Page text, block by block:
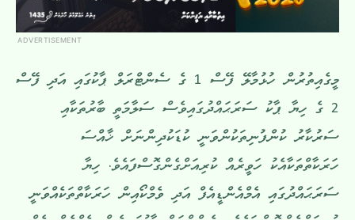
ADVERTISEMENT
މީގެއިތުރުން ހުޅުމާލޭ ފޭސް 1 ގެ ސެންޓްރަލް ޕާކުގައި އަދި ފޭސް
2 ގެ ހިޔާ ޕާކު ސަރަޙައްދުގައިވެސް ސަލާމަތީ ބާރުތަކާއި
ސަރުކާރު ކުންފުނިތަކުންވަނީ ކުޑަކުދިންނަށް ޚާއްސަ
ހަރަކާތްތަކާއެކު ހަވީރެއް ކުރިއަށްގެންގޮސްފައެވެ. ހިޔާ
ސަރަޙައްދުގައި އެމްއެންޑީއެފް އަދި ވެމްކޯއިން ހަރަކާތްތަކެއްވަނީ